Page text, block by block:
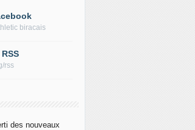
biracais
rss
des nouveaux